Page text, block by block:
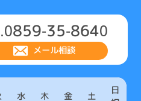
35-8640
メール相談
水 木 金 土
日